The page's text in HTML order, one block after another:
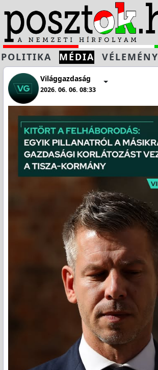
POLITIKA MÉDIA VÉLEMÉNY
Világgazdaság
2026. 06. 06. 08:33